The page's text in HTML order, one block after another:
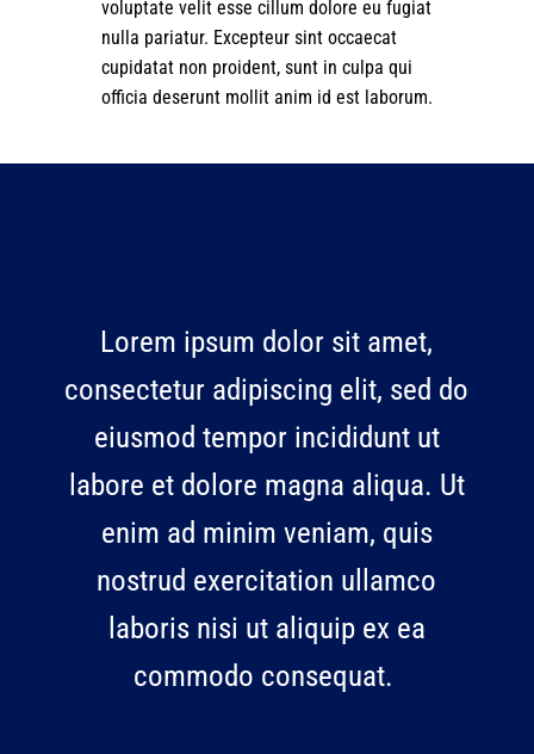
voluptate velit esse cillum dolore eu fugiat
nulla pariatur. Excepteur sint occaecat
cupidatat non proident, sunt in culpa qui
officia deserunt mollit anim id est laborum.
Lorem ipsum dolor sit amet,
consectetur adipiscing elit, sed do
eiusmod tempor incididunt ut
labore et dolore magna aliqua. Ut
enim ad minim veniam, quis
nostrud exercitation ullamco
laboris nisi ut aliquip ex ea
commodo consequat.